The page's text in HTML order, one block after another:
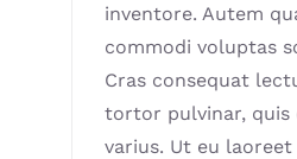
inventore. Autem
commodi voluptas
Cras consequat
tortor pulvinar, quis
varius. Ut eu laoreet